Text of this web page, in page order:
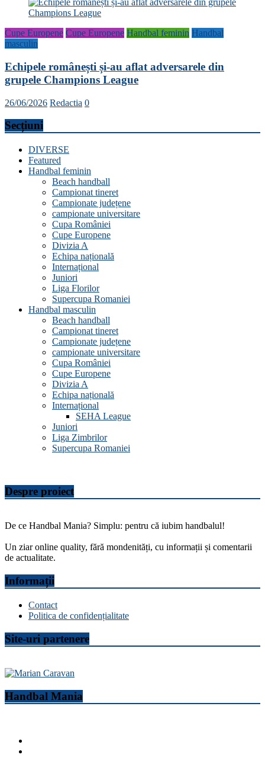
Cupe Europene Cupe Europene Handbal feminin Handbal
masculin
Echipele românești și-au aflat adversarele din
grupele Champions League
26/06/2026 Redactia 0
Secțiuni
DIVERSE
Featured
Handbal feminin
Beach handball
Campionat tineret
Campionate județene
campionate universitare
Cupa României
Cupe Europene
Divizia A
Echipa națională
Internațional
Juniori
Liga Florilor
Supercupa Romaniei
Handbal masculin
Beach handball
Campionat tineret
Campionate județene
campionate universitare
Cupa României
Cupe Europene
Divizia A
Echipa națională
Internațional
SEHA League
Juniori
Liga Zimbrilor
Supercupa Romaniei
Despre proiect
De ce Handbal Mania? Simplu: pentru că iubim handbalul!
Un ziar online quality, fără mondenități, cu informații și comentarii
de actualitate.
Informații
Contact
Politica de confidențialitate
Site-uri partenere
Handbal Mania